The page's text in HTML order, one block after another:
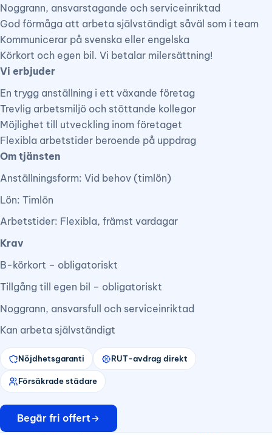
Noggrann, ansvarstagande och serviceinriktad
God förmåga att arbeta självständigt såväl som i team
Kommunicerar på svenska eller engelska
Körkort och egen bil. Vi betalar milersättning!
Vi erbjuder
En trygg anställning i ett växande företag
Trevlig arbetsmiljö och stöttande kollegor
Möjlighet till utveckling inom företaget
Flexibla arbetstider beroende på uppdrag
Om tjänsten
Anställningsform: Vid behov (timlön)
Lön: Timlön
Arbetstider: Flexibla, främst vardagar
Krav
B-körkort – obligatoriskt
Tillgång till egen bil – obligatoriskt
Noggrann, ansvarsfull och serviceinriktad
Kan arbeta självständigt
Nöjdhetsgaranti RUT-avdrag direkt
Försäkrade städare
Begär fri offert